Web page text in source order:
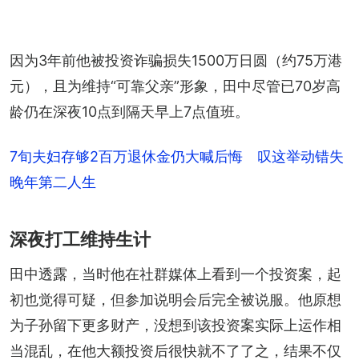
因为3年前他被投资诈骗损失1500万日圆（约75万港
元），且为维持“可靠父亲”形象，田中尽管已70岁高
龄仍在深夜10点到隔天早上7点值班。
7旬夫妇存够2百万退休金仍大喊后悔 叹这举动错失
晚年第二人生
深夜打工维持生计
田中透露，当时他在社群媒体上看到一个投资案，起
初也觉得可疑，但参加说明会后完全被说服。他原想
为子孙留下更多财产，没想到该投资案实际上运作相
当混乱，在他大额投资后很快就不了了之，结果不仅